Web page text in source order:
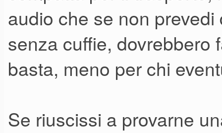
audio che se non
senza cuffie, dovrebbero
basta, meno per chi
Se riuscissi a provarne